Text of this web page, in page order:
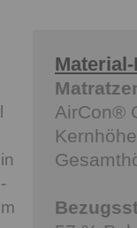
AirCon®